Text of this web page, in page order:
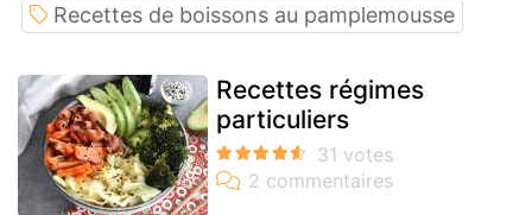
Recettes de boissons au pamplemousse
Recettes régimes
particuliers